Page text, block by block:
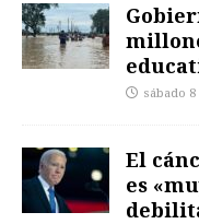
sábado 8
El
es